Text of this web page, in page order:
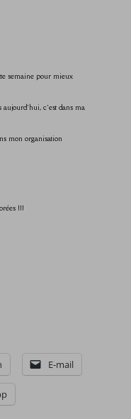
semaine pour mieux
c’est dans ma
mon organisation
!!!
E-mail